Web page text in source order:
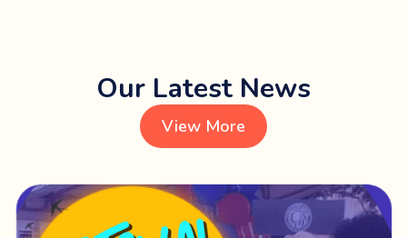
Our Latest News
View More